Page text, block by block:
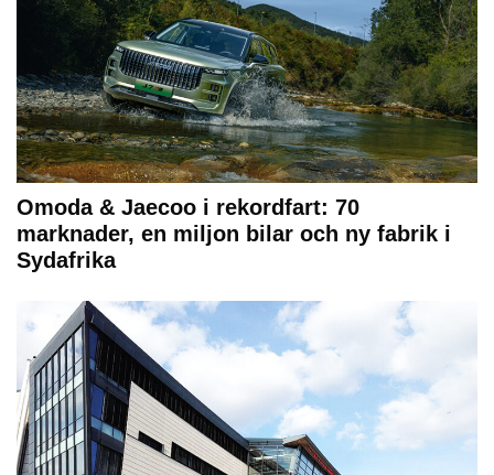
Omoda & Jaecoo i rekordfart: 70
marknader, en miljon bilar och ny fabrik i
Sydafrika